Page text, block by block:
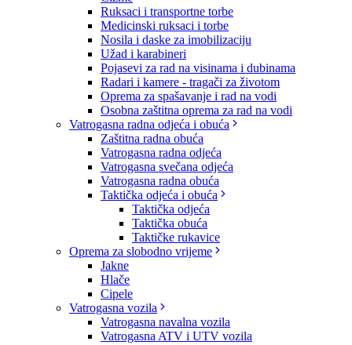
Ruksaci i transportne torbe
Medicinski ruksaci i torbe
Nosila i daske za imobilizaciju
Užad i karabineri
Pojasevi za rad na visinama i dubinama
Radari i kamere - tragači za životom
Oprema za spašavanje i rad na vodi
Osobna zaštitna oprema za rad na vodi
Vatrogasna radna odjeća i obuća
Zaštitna radna obuća
Vatrogasna radna odjeća
Vatrogasna svečana odjeća
Vatrogasna radna obuća
Taktička odjeća i obuća
Taktička odjeća
Taktička obuća
Taktičke rukavice
Oprema za slobodno vrijeme
Jakne
Hlače
Cipele
Vatrogasna vozila
Vatrogasna navalna vozila
Vatrogasna ATV i UTV vozila